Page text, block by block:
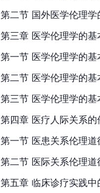
第二节 国外医学伦理学
第三章 医学伦理学的
第一节 医学伦理学的基
第二节 医学伦理学的基
第三节 医学伦理学的基
第四章 医疗人际关系的
第一节 医患关系伦理道
第二节 医际关系伦理道
第五章 临床诊疗实践中